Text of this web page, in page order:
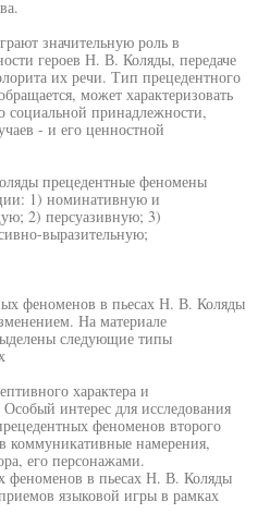
значительную роль в
героев Н. В. Коляды, передаче
их речи. Тип прецедентного
может характеризовать
социальной принадлежности,
- и его ценностной
прецедентные феномены
1) номинативную и
2) персуазивную; 3)
выразительную;
феноменов в пьесах Н. В. Коляды
На материале
следующие типы
характера и
интерес для исследования
феноменов второго
коммуникативные намерения,
его персонажами.
феноменов в пьесах Н. В. Коляды
языковой игры в рамках